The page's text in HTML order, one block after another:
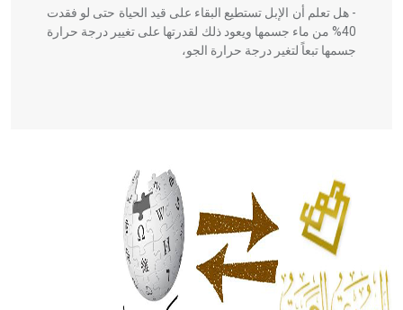
- هل تعلم أن الإبل تستطيع البقاء على قيد الحياة حتى لو فقدت
40% من ماء جسمها ويعود ذلك لقدرتها على تغيير درجة حرارة
جسمها تبعاً لتغير درجة حرارة الجو،
الحكم، الأدلة، تنظيم التغذية، ورسالته في جروح الرأس. ويعود
له الفضل بأنه حرر الطب من الدين والفلسفة.
- هل تعلم أن المرجان إفراز حيواني يتكون في البحر ويتركب
من مادة كربونات الكلسيوم، وهو أحمر أو شديد الحمرة وهو